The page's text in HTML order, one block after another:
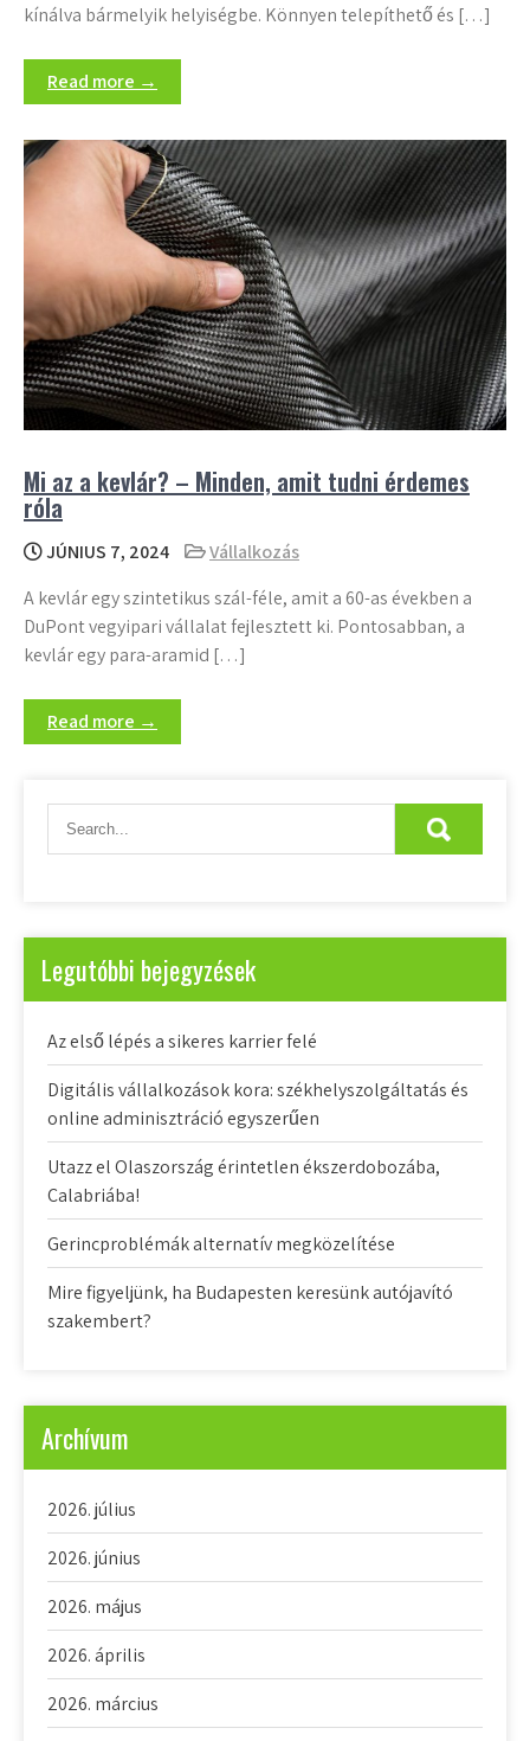
kínálva bármelyik helyiségbe. Könnyen telepíthető és […]
Read more →
Mi az a kevlár? – Minden, amit tudni érdemes
róla
JÚNIUS 7, 2024
Vállalkozás
A kevlár egy szintetikus szál-féle, amit a 60-as években a
DuPont vegyipari vállalat fejlesztett ki. Pontosabban, a
kevlár egy para-aramid […]
Read more →
Legutóbbi bejegyzések
Az első lépés a sikeres karrier felé
Digitális vállalkozások kora: székhelyszolgáltatás és
online adminisztráció egyszerűen
Utazz el Olaszország érintetlen ékszerdobozába,
Calabriába!
Gerincproblémák alternatív megközelítése
Mire figyeljünk, ha Budapesten keresünk autójavító
szakembert?
Archívum
2026. július
2026. június
2026. május
2026. április
2026. március